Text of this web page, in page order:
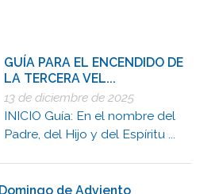
GUÍA PARA EL ENCENDIDO DE
LA TERCERA VEL...
13 de diciembre de 2025
INICIO Guía: En el nombre del
Padre, del Hijo y del Espíritu ...
de Adviento